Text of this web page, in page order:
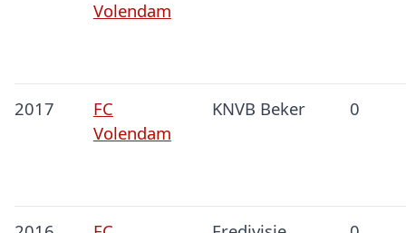
Volendam
2017
FC
Volendam
KNVB Beker 0